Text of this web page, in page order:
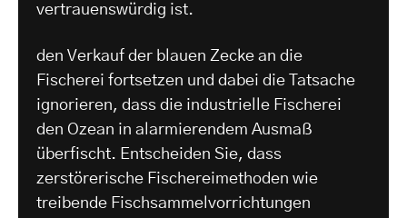
vertrauenswürdig ist.
den Verkauf der blauen Zecke an die
Fischerei fortsetzen und dabei die Tatsache
ignorieren, dass die industrielle Fischerei
den Ozean in alarmierendem Ausmaß
überfischt. Entscheiden Sie, dass
zerstörerische Fischereimethoden wie
treibende Fischsammelvorrichtungen